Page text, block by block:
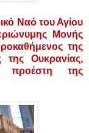
Ναό του Αγίου
Μονής
της
της Ουκρανίας,
προέστη της